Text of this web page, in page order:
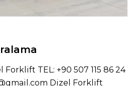
Forklift TEL: +90 507 115 86 24
Dizel Forklift